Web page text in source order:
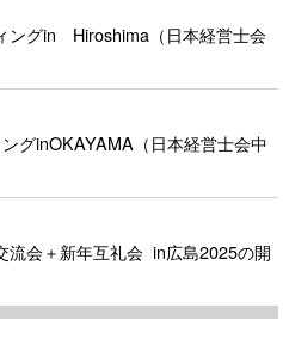
ングin Hiroshima（日本経営士会
グinOKAYAMA（日本経営士会中
流会＋新年互礼会 in広島2025の開